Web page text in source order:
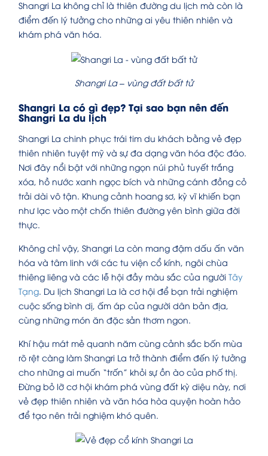
Shangri La không chỉ là thiên đường du lịch mà còn là
điểm đến lý tưởng cho những ai yêu thiên nhiên và
khám phá văn hóa.
Shangri La – vùng đất bất tử
Shangri La có gì đẹp? Tại sao bạn nên đến
Shangri La du lịch
Shangri La chinh phục trái tim du khách bằng vẻ đẹp
thiên nhiên tuyệt mỹ và sự đa dạng văn hóa độc đáo.
Nơi đây nổi bật với những ngọn núi phủ tuyết trắng
xóa, hồ nước xanh ngọc bích và những cánh đồng cỏ
trải dài vô tận. Khung cảnh hoang sơ, kỳ vĩ khiến bạn
như lạc vào một chốn thiên đường yên bình giữa đời
thực.
Không chỉ vậy, Shangri La còn mang đậm dấu ấn văn
hóa và tâm linh với các tu viện cổ kính, ngôi chùa
thiêng liêng và các lễ hội đầy màu sắc của người Tây
Tạng . Du lịch Shangri La là cơ hội để bạn trải nghiệm
cuộc sống bình dị, ấm áp của người dân bản địa,
cùng những món ăn đặc sản thơm ngon.
Khí hậu mát mẻ quanh năm cùng cảnh sắc bốn mùa
rõ rệt càng làm Shangri La trở thành điểm đến lý tưởng
cho những ai muốn “trốn” khỏi sự ồn ào của phố thị.
Đừng bỏ lỡ cơ hội khám phá vùng đất kỳ diệu này, nơi
vẻ đẹp thiên nhiên và văn hóa hòa quyện hoàn hảo
để tạo nên trải nghiệm khó quên.